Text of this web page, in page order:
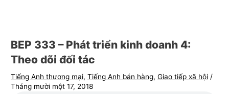
BEP 333 – Phát triển kinh doanh 4:
Theo dõi đối tác
Tiếng Anh thương mại,Tiếng Anh bán hàng,Giao tiếp xã hội /
Tháng mười một 17, 2018
t
h
ư